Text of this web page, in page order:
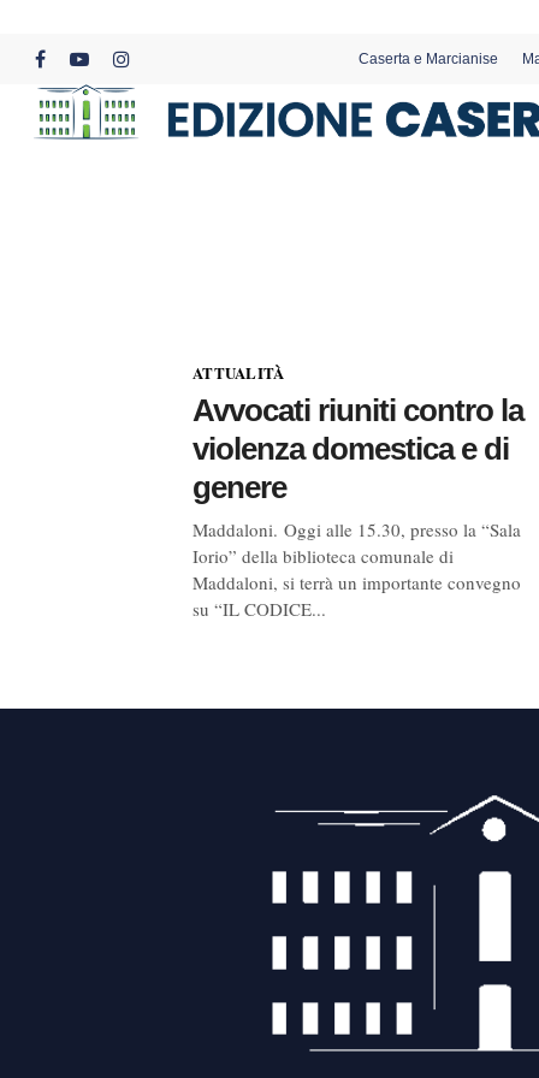
content
facebookyoutubeinstagram
Caserta e Marcianise
ATTUALITÀ
Avvocati riuniti contro la
violenza domestica e di
genere
Maddaloni. Oggi alle 15.30, presso la “Sala
Iorio” della biblioteca comunale di
Maddaloni, si terrà un importante convegno
su “IL CODICE...